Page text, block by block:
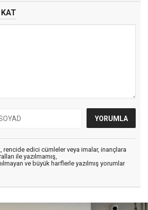
rencide edici cümleler veya imalar, inançlara
ile yazılmamış,
ve büyük harflerle yazılmış yorumlar